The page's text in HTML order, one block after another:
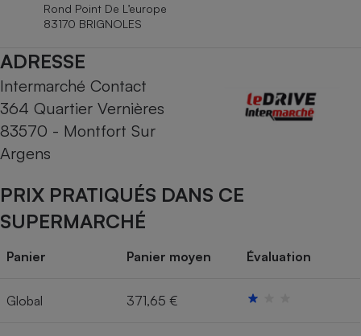
Rond Point De L’europe
83170 BRIGNOLES
ADRESSE
Intermarché Contact
364 Quartier Vernières
83570 - Montfort Sur
Argens
PRIX PRATIQUÉS DANS CE
SUPERMARCHÉ
Panier Panier moyen Évaluation
Global 371,65 €